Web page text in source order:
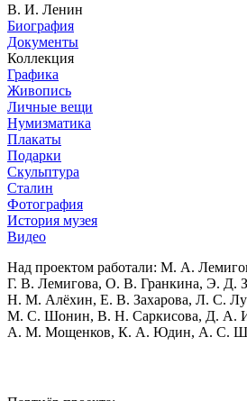
В. И. Ленин
Биография
Документы
Коллекция
Графика
Живопись
Личные вещи
Нумизматика
Плакаты
Подарки
Скульптура
Сталин
Фотография
История музея
Видео
Над проектом работали: М. А.
Г. В. Лемигова, О. В. Гранкина, Э. Д.
Н. М. Алёхин, Е. В. Захарова, Л. С.
М. С. Шонин, В. Н. Саркисова, Д. А.
А. М. Мощенков, К. А. Юдин, А. С.